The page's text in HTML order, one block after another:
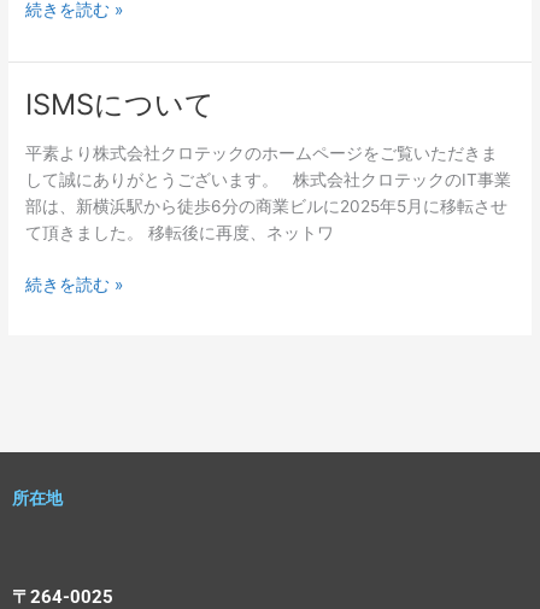
て
続きを読む »
ISMSについて
平素より株式会社クロテックのホームページをご覧いただきま
して誠にありがとうございます。 株式会社クロテックのIT事業
部は、新横浜駅から徒歩6分の商業ビルに2025年5月に移転させ
て頂きました。 移転後に再度、ネットワ
ISMS
つ
い
て
続きを読む »
所在地
〒264-0025